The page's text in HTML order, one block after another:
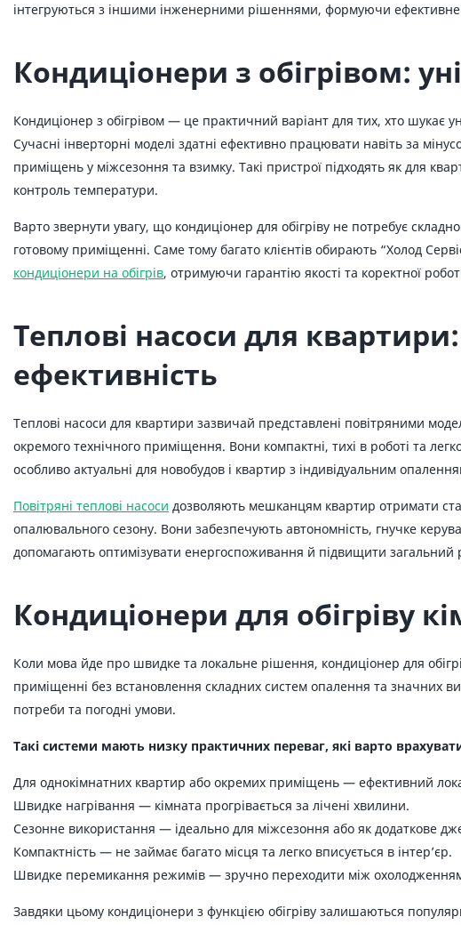
інтегруються з іншими інженерними рішеннями, формуючи ефективне
Кондиціонери з обігрівом:
Кондиціонер з обігрівом — це практичний варіант для тих, хто шукає
Сучасні інверторні моделі здатні ефективно працювати навіть за
приміщень у міжсезоння та взимку. Такі пристрої підходять як для
контроль температури.
Варто звернути увагу, що кондиціонер для обігріву не потребує
готовому приміщенні. Саме тому багато клієнтів обирають “Холод
кондиціонери на обігрів, отримуючи гарантію якості та коректної
Теплові насоси для
ефективність
Теплові насоси для квартири зазвичай представлені повітряними
окремого технічного приміщення. Вони компактні, тихі в роботі та
особливо актуальні для новобудов і квартир з індивідуальним
Повітряні теплові насоси дозволяють мешканцям квартир отримати
опалювального сезону. Вони забезпечують автономність, гнучке
допомагають оптимізувати енергоспоживання й підвищити загальний
Кондиціонери для обігріву
Коли мова йде про швидке та локальне рішення, кондиціонер для
приміщенні без встановлення складних систем опалення та значних
потреби та погодні умови.
Такі системи мають низку практичних переваг, які варто
Для однокімнатних квартир або окремих приміщень — ефективний
Швидке нагрівання — кімната прогрівається за лічені хвилини.
Сезонне використання — ідеально для міжсезоння або як додаткове
Компактність — не займає багато місця та легко вписується в інтер’єр.
Швидке перемикання режимів — зручно переходити між охолодженням
Завдяки цьому кондиціонери з функцією обігріву залишаються